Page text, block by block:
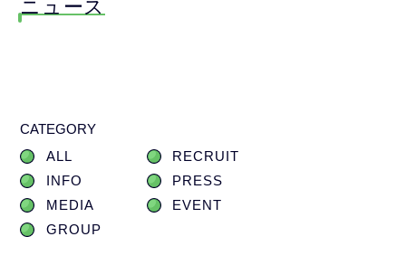
ニュース
CATEGORY
ALL
RECRUIT
INFO
PRESS
MEDIA
EVENT
GROUP